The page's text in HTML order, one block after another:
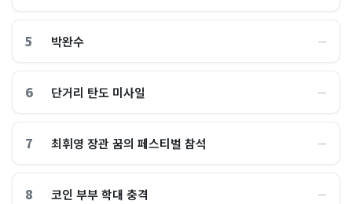
5 박완수 ―
6 단거리 탄도 미사일 ―
7 최휘영 장관 꿈의 페스티벌 참석 ―
8 코인 부부 학대 충격 ―